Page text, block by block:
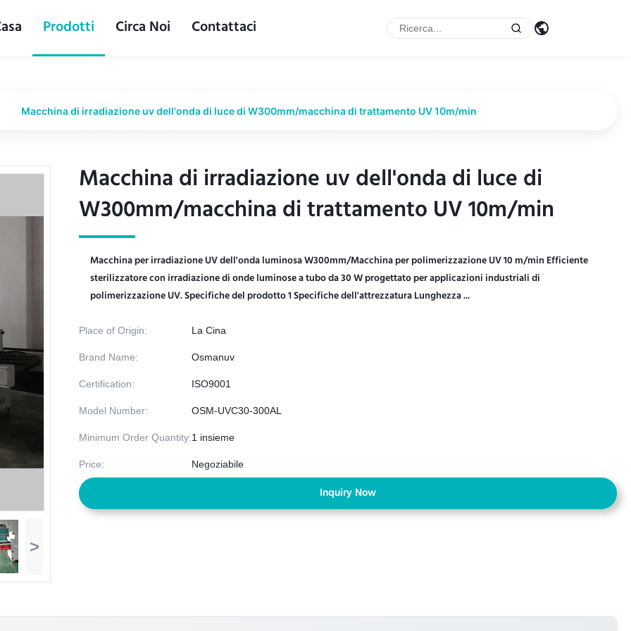
Prodotti Circa Noi Contattaci
Macchina di irradiazione uv dell'onda di luce di W300mm/macchina di trattamento UV 10m/min
>
Macchina di irradiazione uv dell'onda di luce di
W300mm/macchina di trattamento UV 10m/min
Macchina di irradiazione uv dell'onda di luce di
W300mm/macchina di trattamento UV 10m/min
Macchina per irradiazione UV dell'onda luminosa W300mm/Macchina per polimerizzazione UV 10 m/min Efficiente
sterilizzatore con irradiazione di onde luminose a tubo da 30 W progettato per applicazioni industriali di
polimerizzazione UV. Specifiche del prodotto 1 Specifiche dell'attrezzatura Lunghezza ...
Place of Origin: La Cina
Brand Name: Osmanuv
Certification: ISO9001
Model Number: OSM-UVC30-300AL
Minimum Order Quantity:1 insieme
Price: Negoziabile
Inquiry Now